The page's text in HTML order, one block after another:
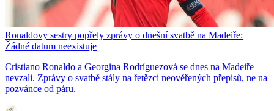
Ronaldovy sestry popřely zprávy o dnešní svatbě na Madeiře:
Žádné datum neexistuje
Cristiano Ronaldo a Georgina Rodríguezová se dnes na Madeiře
nevzali. Zprávy o svatbě stály na řetězci neověřených přepisů, ne na
pozvánce od páru.